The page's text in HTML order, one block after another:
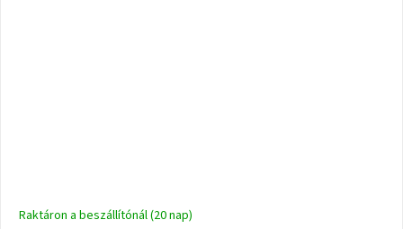
Raktáron a beszállítónál (20 nap)